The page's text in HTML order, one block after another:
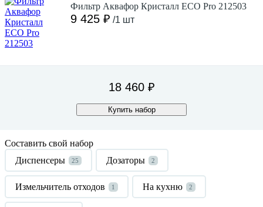
Фильтр Аквафор Кристалл ECO Pro 212503
9 425 ₽ /1 шт
18 460 ₽
Купить набор
Составить свой набор
Диспенсеры
25 Дозаторы 2
Измельчитель отходов 1 На кухню 2